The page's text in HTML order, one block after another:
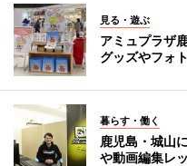
見る・遊ぶ
アミュプラザ
グッズやフォ
暮らす・働く
鹿児島・城山
や動画編集レ